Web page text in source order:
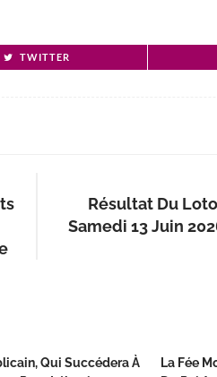
TWITTER
Résultat Du
Samedi 13 Juin
Qui Succédera À
La Fée